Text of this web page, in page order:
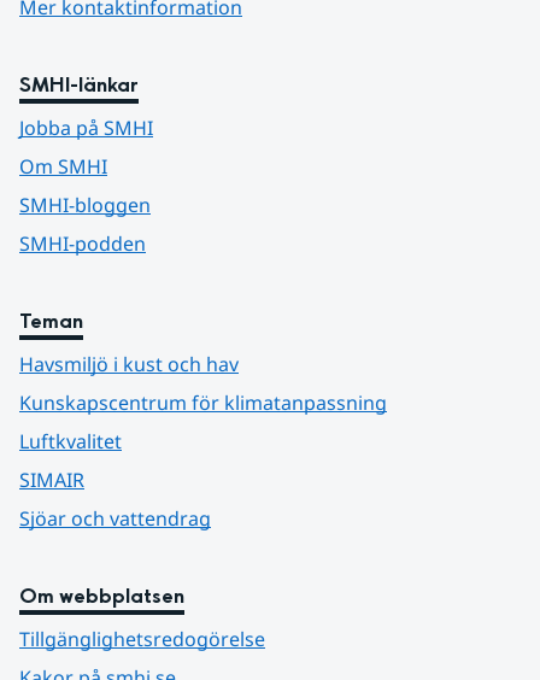
Mer kontaktinformation
SMHI-länkar
Jobba på SMHI
Om SMHI
SMHI-bloggen
SMHI-podden
Teman
Havsmiljö i kust och hav
Kunskapscentrum för klimatanpassning
Luftkvalitet
SIMAIR
Sjöar och vattendrag
Om webbplatsen
Tillgänglighetsredogörelse